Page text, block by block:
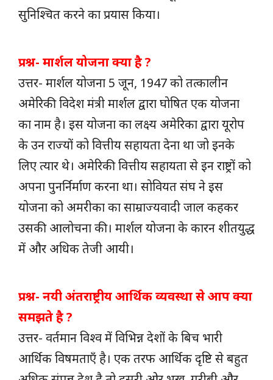
सुनिश्चित करने का प्रयास किया।
प्रश्न- मार्शल योजना क्या है ?
उत्तर- मार्शल योजना 5 जून, 1947 को तत्कालीन
अमेरिकी विदेश मंत्री मार्शल द्वारा घोषित एक योजना
का नाम है। इस योजना का लक्ष्य अमेरिका द्वारा यूरोप
के उन राज्यों को वित्तीय सहायता देना था जो इनके
लिए त्यार थे। अमेरिकी वित्तीय सहायता से इन राष्ट्रों को
अपना पुनर्निर्माण करना था। सोवियत संघ ने इस
योजना को अमरीका का साम्राज्यवादी जाल कहकर
उसकी आलोचना की। मार्शल योजना के कारन शीतयुद्ध
में और अधिक तेजी आयी।
प्रश्न- नयी अंतराष्ट्रीय आर्थिक व्यवस्था से आप क्या
समझते है ?
उत्तर- वर्तमान विश्व में विभिन्न देशों के बिच भारी
आर्थिक विषमताएँ है। एक तरफ आर्थिक दृष्टि से बहुत